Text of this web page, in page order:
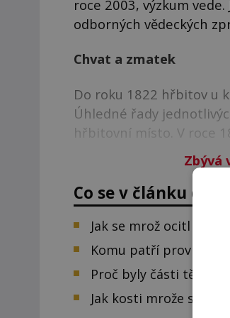
roce 2003, výzkum
odborných vědeckých
Chvat a zmatek
Do roku 1822 hřbitov u
Úhledné řady
hřbitovní místo. V roce
Zbývá
Co se v článku
Jak se mrož ocitl v
Komu patří provrtané
Proč byly části těl
Jak kosti mrože